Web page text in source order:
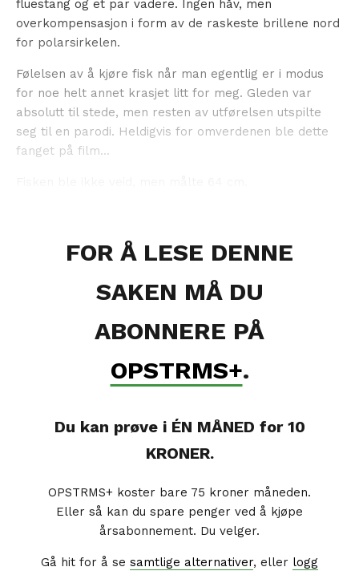
fluestang og et par vadere. Ingen håv, men
overkompensasjon i form av de raskeste brillene nord
for polarsirkelen.
Følelsen av å kjøre fisk når man egentlig er i modus
for noe helt annet krasjet litt for meg. Gleden var
absolutt til stede, men resten av utførelsen utspilte
seg til en parodi. Heldigvis for omverdenen ble dette
fanget på film...
FOR Å LESE DENNE
SAKEN MÅ DU
ABONNERE PÅ
OPSTRMS+.
Du kan prøve i ÉN MÅNED for 10
KRONER.
OPSTRMS+ koster bare 75 kroner måneden.
Eller så kan du spare penger ved å kjøpe
årsabonnement. Du velger.
Gå hit for å se samtlige alternativer, eller logg